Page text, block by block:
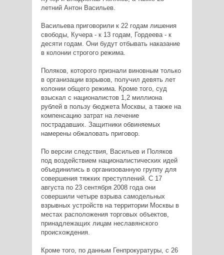
летний Антон Васильев.
Васильева приговорили к 22 годам лишения
свободы, Кучера - к 13 годам, Гордеева - к
десяти годам. Они будут отбывать наказание
в колонии строгого режима.
Поляков, которого признали виновным только
в организации взрывов, получил девять лет
колонии общего режима. Кроме того, суд
взыскал с националистов 1,2 миллиона
рублей в пользу бюджета Москвы, а также на
компенсацию затрат на лечение
пострадавших. Защитники обвиняемых
намерены обжаловать приговор.
По версии следствия, Васильев и Поляков
под воздействием националистических идей
объединились в организованную группу для
совершения тяжких преступлений. С 17
августа по 23 сентября 2008 года они
совершили четыре взрыва самодельных
взрывных устройств на территории Москвы в
местах расположения торговых объектов,
принадлежащих лицам неславянского
происхождения.
Кроме того, по данным Генпрокуратуры, с 26